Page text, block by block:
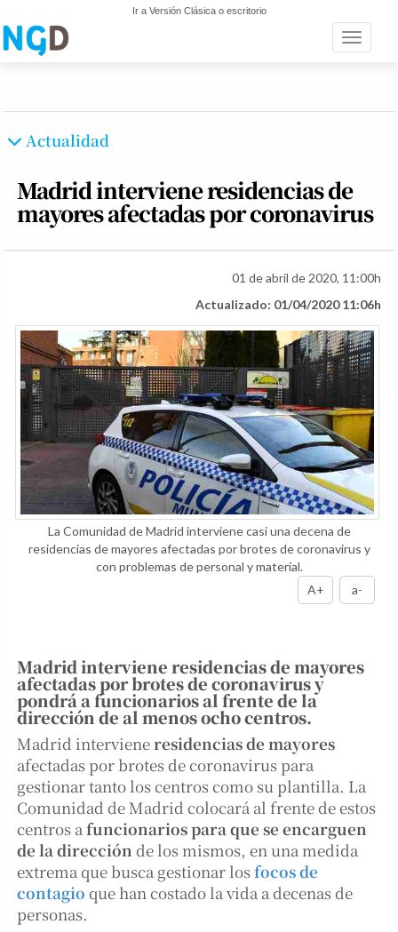
Ir a Versión Clásica o escritorio
Toggle
Actualidad
Madrid interviene residencias de
mayores afectadas por coronavirus
01 de abril de 2020, 11:00h
Actualizado: 01/04/2020 11:06h
La Comunidad de Madrid interviene casi una decena de
residencias de mayores afectadas por brotes de coronavirus y
con problemas de personal y material.
A+
a-
Madrid interviene residencias de mayores
afectadas por brotes de coronavirus y
pondrá a funcionarios al frente de la
dirección de al menos ocho centros.
Madrid intervieneresidencias de mayores
afectadas por brotes de coronavirus para
gestionar tanto los centros como su plantilla. La
Comunidad de Madrid colocará al frente de estos
centros afuncionarios para que se encarguen
de la dirección de los mismos, en una medida
extrema que busca gestionar losfocos de
contagio que han costado la vida a decenas de
personas.